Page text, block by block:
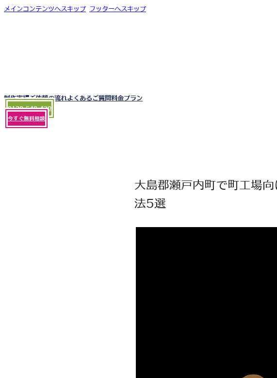
メインコンテンツへスキップ フッターへスキップ
制作実績ご依頼の流れ よくあるご質問料金プラン
0120-540-430
今すぐ無料相談
大島郡瀬戸内町で町工場
法5選